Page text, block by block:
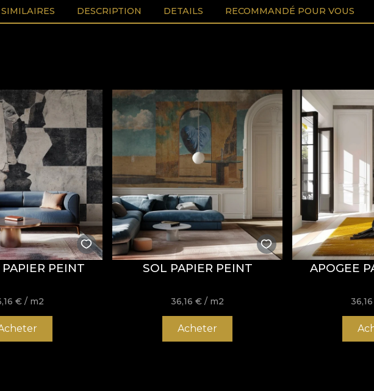
DESCRIPTION DETAILS RECOMMANDÉ POUR VOUS
PEINT
€ / m2
SOL PAPIER PEINT
36,16€ / m2
Acheter
APOGEE